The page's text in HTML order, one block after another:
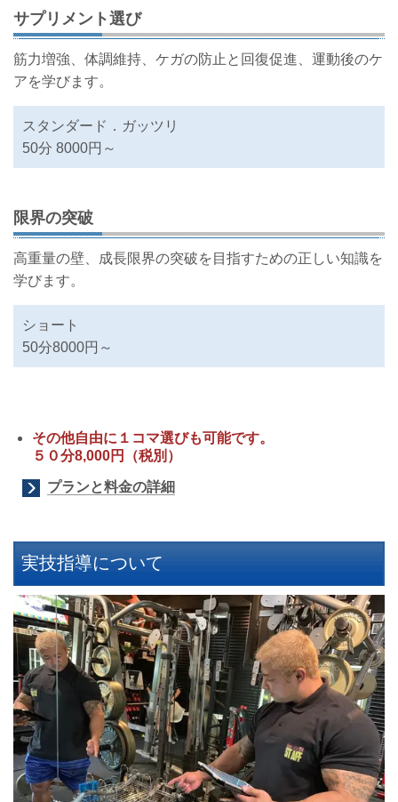
サプリメント選び
筋力増強、体調維持、ケガの防止と回復促進、運動後のケ
アを学びます。
スタンダード．ガッツリ
50分 8000円～
限界の突破
高重量の壁、成長限界の突破を目指すための正しい知識を
学びます。
ショート
50分8000円～
その他自由に１コマ選びも可能です。
５０分8,000円（税別）
プランと料金の詳細
実技指導について